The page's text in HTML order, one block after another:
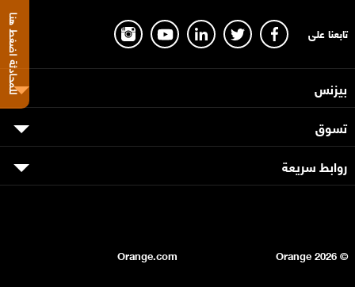
للمحادثة اضغط هنا تابعنا على
بيزنس
تسوق
روابط سريعة
© Orange
2026
Orange.com